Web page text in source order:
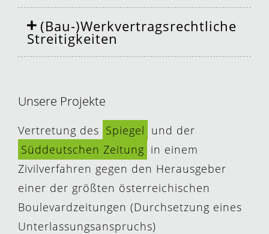
(Bau-)Werkvertragsrechtliche
Streitigkeiten
Unsere Projekte
Vertretung des Spiegel und der
Süddeutschen Zeitung in einem
Zivilverfahren gegen den Herausgeber
einer der größten österreichischen
Boulevardzeitungen (Durchsetzung eines
Unterlassungsanspruchs)